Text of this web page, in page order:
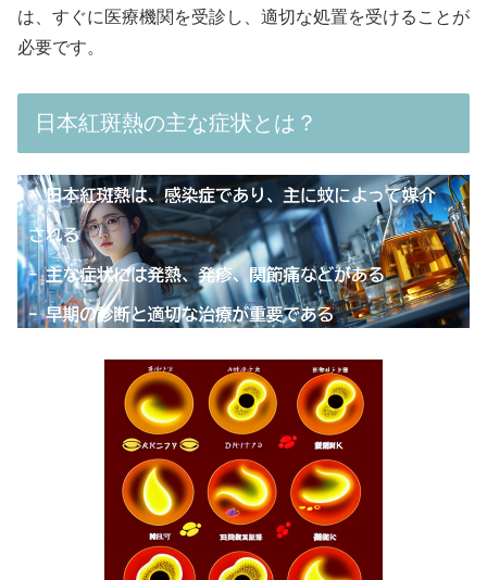
は、すぐに医療機関を受診し、適切な処置を受けることが
必要です。
日本紅斑熱の主な症状とは？